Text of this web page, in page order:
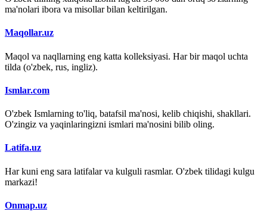
ma'nolari ibora va misollar bilan keltirilgan.
Maqollar.uz
Maqol va naqllarning eng katta kolleksiyasi. Har bir maqol uchta
tilda (o'zbek, rus, ingliz).
Ismlar.com
O'zbek Ismlarning to'liq, batafsil ma'nosi, kelib chiqishi, shakllari.
O'zingiz va yaqinlaringizni ismlari ma'nosini bilib oling.
Latifa.uz
Har kuni eng sara latifalar va kulguli rasmlar. O'zbek tilidagi kulgu
markazi!
Onmap.uz